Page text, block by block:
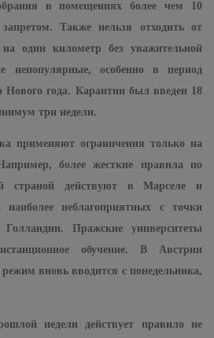
в помещениях более чем 10
Также нельзя отходить от
один километр без уважительной
особенно в период
Нового года. Карантин был введен 18
три недели.
применяют ограничения только на
более жесткие правила по
страной действуют в Марселе и
неблагоприятных с точки
Голландии. Пражские университеты
обучение. В Австрии
вновь вводится с понедельника,
недели действует правило не